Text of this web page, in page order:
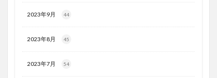
2023年9月 44
2023年8月 45
2023年7月 54